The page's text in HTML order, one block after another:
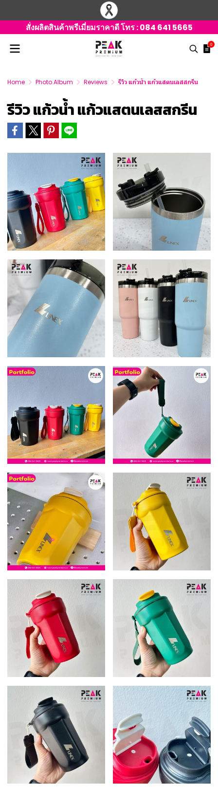
สั่งผลิตสินค้าพรีเมี่ยมราคาดี โทร :084 641 5665
0
Home Photo Album Reviews รีวิว แก้วน้ำ แก้วแสตนเลสสกรีน
รีวิว แก้วน้ำ แก้วแสตนเลสสกรีน